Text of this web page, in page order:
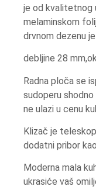
je od kvalitetnog
melaminskom
drvnom dezenu je
debljine 28
Radna ploča se
sudoperu
ne ulazi u cenu
Klizač je
dodatni pribor
Moderna mala
ukrasiće vaš